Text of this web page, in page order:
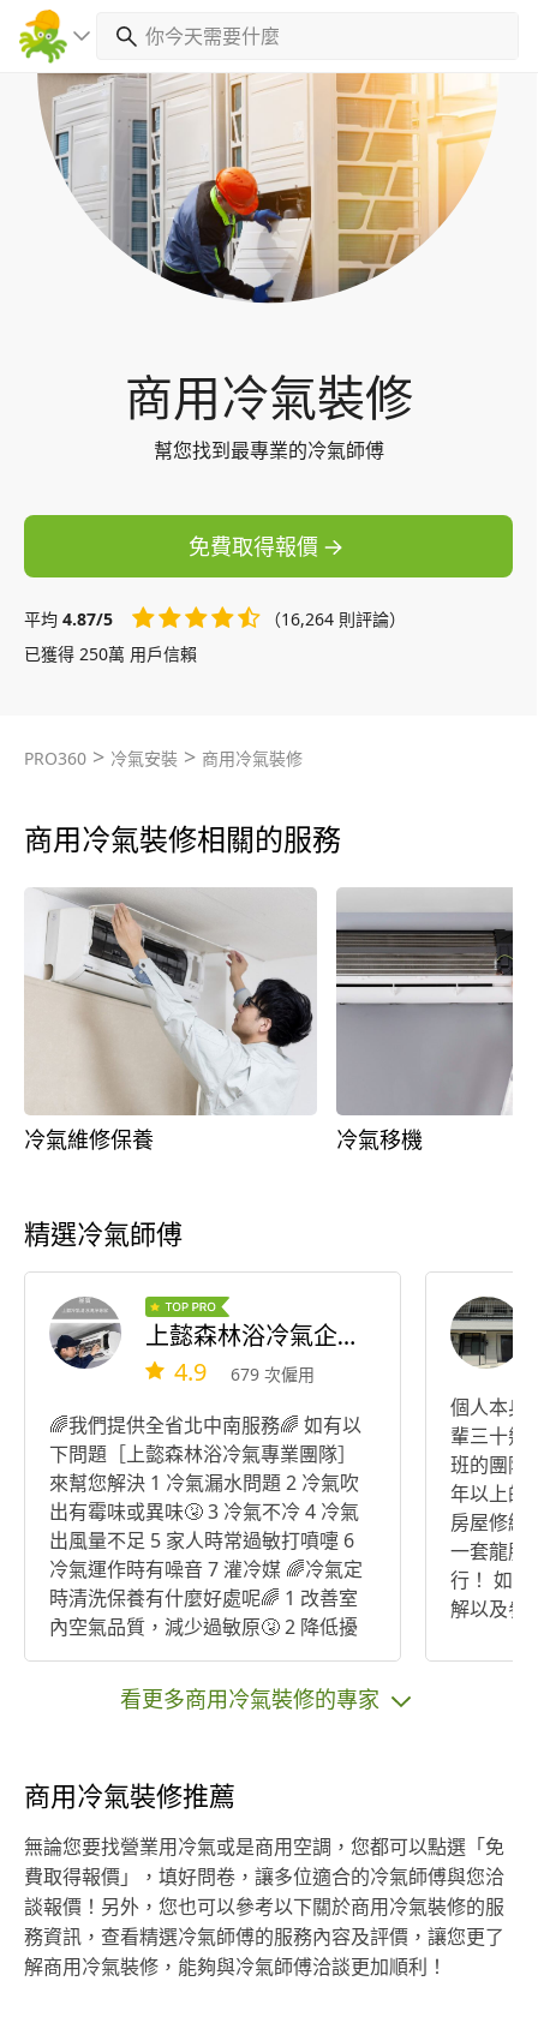
商用冷氣裝修
幫您找到最專業的冷氣師傅
免費取得報價
平均 4.87/5
（16,264 則評論）
已獲得 250萬 用戶信賴
PRO360 > 冷氣安裝 > 商用冷氣裝修
商用冷氣裝修相關的服務
冷氣維修保養 冷氣移機
精選冷氣師傅
上懿森林浴冷氣企業社（清洗冷氣）（維修冷氣）（灌冷媒）
4.9 679 次僱用
🌈我們提供全省北中南服務🌈 如有以
下問題［上㦤森林浴冷氣專業團隊］
來幫您解決 1 冷氣漏水問題 2 冷氣吹
出有霉味或異味🤧 3 冷氣不冷 4 冷氣
出風量不足 5 家人時常過敏打噴嚏 6
冷氣運作時有噪音 7 灌冷媒 🌈冷氣定
時清洗保養有什麼好處呢🌈 1 改善室
內空氣品質，減少過敏原🤧 2 降低擾
人的噪音 3 延長冷氣機使用壽命 4 降
低冷氣機故障 5 降低冷氣的［電費］
個人本身
輩三十幾
班的團隊
年以上的
房屋修繕
一套龍服
行！ 如
解以及參
看更多商用冷氣裝修的專家
商用冷氣裝修推薦
無論您要找營業用冷氣或是商用空調，您都可以點選「免
費取得報價」，填好問卷，讓多位適合的冷氣師傅與您洽
談報價！另外，您也可以參考以下關於商用冷氣裝修的服
務資訊，查看精選冷氣師傅的服務內容及評價，讓您更了
解商用冷氣裝修，能夠與冷氣師傅洽談更加順利！